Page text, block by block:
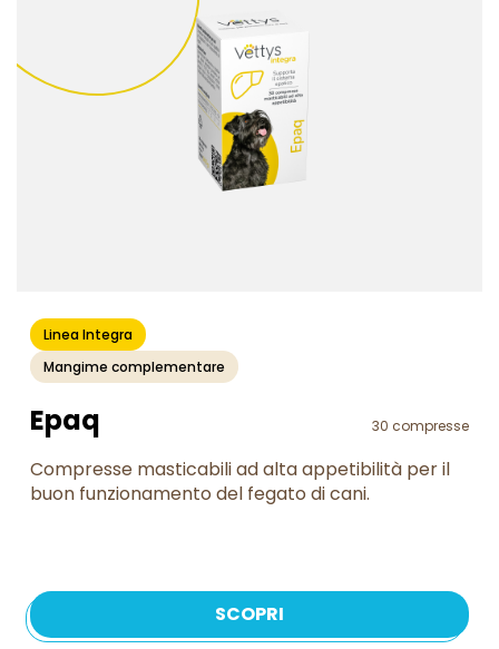
Linea Integra
Mangime complementare
Epaq 30 compresse
Compresse masticabili ad alta appetibilità per il
buon funzionamento del fegato di cani.
SCOPRI